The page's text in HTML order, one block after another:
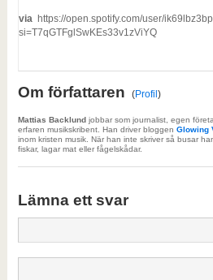
via https://open.spotify.com/user/
si=T7qGTFglSwKEs33v1zViYQ
Om författaren (Profil )
Mattias Backlundjobbar som journalist, egen
erfaren musikskribent. Han driver bloggen Glowing
inom kristen musik. När han inte skriver så busar
fiskar, lagar mat eller fågelskådar.
Lämna ett svar